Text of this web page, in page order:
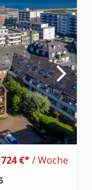
€*/ Woche